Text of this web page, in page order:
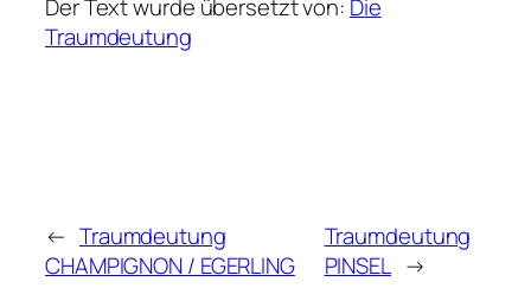
Der Text wurde übersetzt von: Die
Traumdeutung
← Traumdeutung
CHAMPIGNON / EGERLING
Traumdeutung
PINSEL →